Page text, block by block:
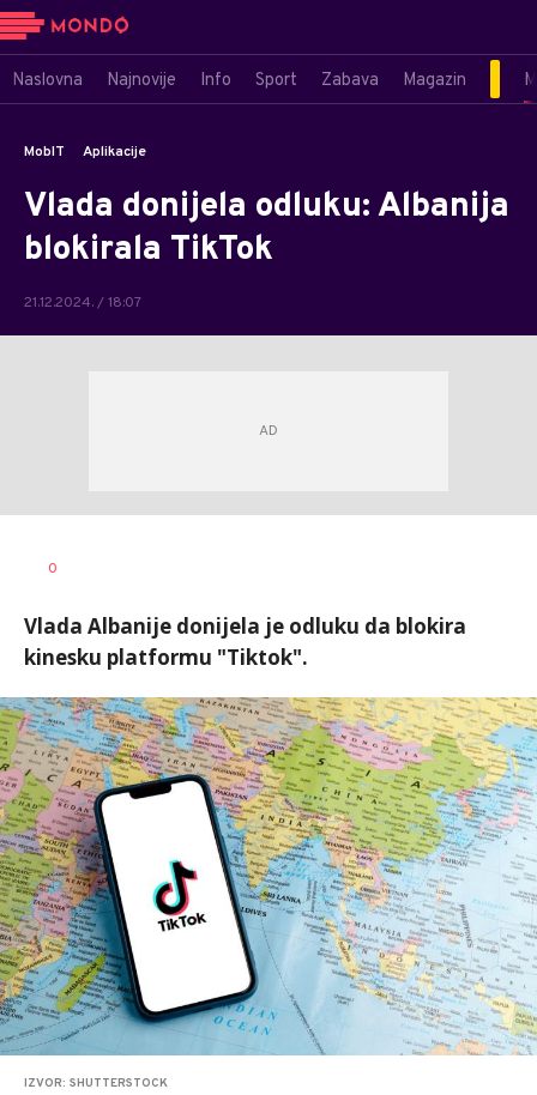
Naslovna Najnovije Info Sport Zabava Magazin
MobIT Aplikacije
Vlada donijela odluku: Albanija
blokirala TikTok
21.12.2024. / 18:07
AUTOR
0
Vlada Albanije donijela je odluku da blokira
kinesku platformu "Tiktok".
IZVOR: SHUTTERSTOCK